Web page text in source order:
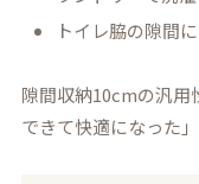
トイレ脇の隙間
隙間収納10cmの汎用
できて快適になった